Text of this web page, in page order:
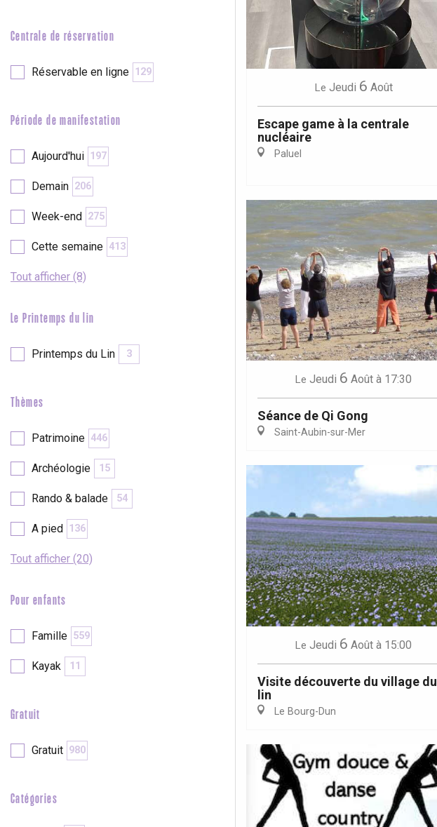
Seine
Duclair
Forges-les-Eaux
Neufchâtel-en-Bray
Paris 1h30
Centrale de réservation
Réservable en ligne 129
Période de manifestation
Aujourd'hui 197
Demain 206
Week-end 275
Cette semaine 413
Tout afficher (8)
Le Printemps du lin
Printemps du Lin 3
Thèmes
Patrimoine 446
Archéologie 15
Rando & balade 54
A pied 136
Tout afficher (20)
Pour enfants
Famille 559
Kayak 11
Gratuit
Gratuit 980
Catégories
Le Jeudi 6 Août
Escape game à la centrale
nucléaire
Paluel
Le Jeudi 6 Août à 17:30
Séance de Qi Gong
Saint-Aubin-sur-Mer
Le Jeudi 6 Août à 15:00
Visite découverte du village du
lin
Le Bourg-Dun